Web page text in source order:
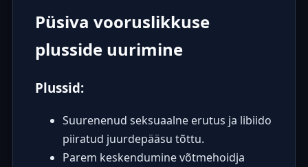
Püsiva vooruslikkuse
plusside uurimine
Plussid:
Suurenenud seksuaalne erutus ja libiido
piiratud juurdepääsu tõttu.
Parem keskendumine võtmehoidja